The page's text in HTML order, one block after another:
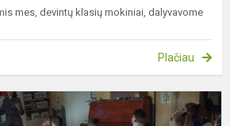
mes, devintų klasių mokiniai, dalyvavome
Plačiau